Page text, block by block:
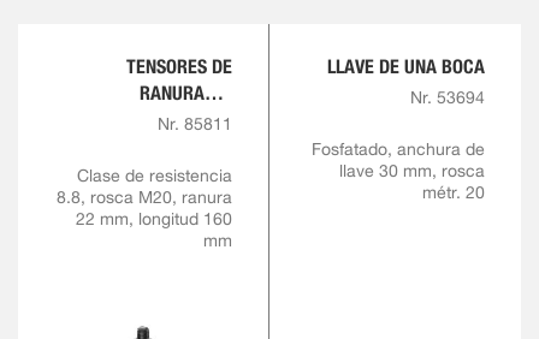
TENSORES DE
RANURAS T,
COMPLETO
Nr. 85811
Clase de resistencia
8.8, rosca M20, ranura
22 mm, longitud 160
mm
LLAVE DE UNA BOCA
Nr. 53694
Fosfatado, anchura de
llave 30 mm, rosca
métr. 20